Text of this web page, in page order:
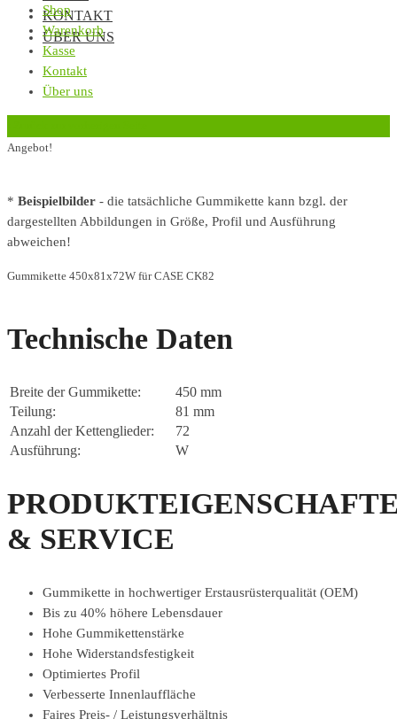
KONTAKT
ÜBER UNS
Shop
Warenkorb
Kasse
Kontakt
Über uns
Angebot!
* Beispielbilder - die tatsächliche Gummikette kann bzgl. der
dargestellten Abbildungen in Größe, Profil und Ausführung
abweichen!
Gummikette 450x81x72W für CASE CK82
Technische Daten
Breite der Gummikette:
450 mm
Teilung:
81 mm
Anzahl der Kettenglieder:
72
Ausführung:
W
& SERVICE
Gummikette in hochwertiger Erstausrüsterqualität (OEM)
Bis zu 40% höhere Lebensdauer
Hohe Gummikettenstärke
Hohe Widerstandsfestigkeit
Optimiertes Profil
Verbesserte Innenlauffläche
Faires Preis- / Leistungsverhältnis